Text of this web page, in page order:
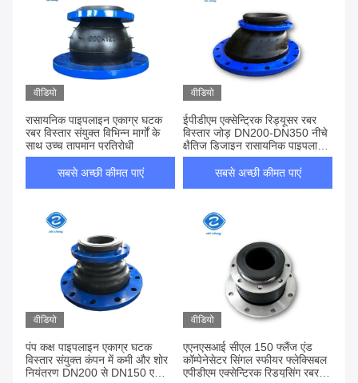
वीडियो
रासायनिक पाइपलाइन एकाग्र घटक
रबर विस्तार संयुक्त विभिन्न मार्गों के
साथ उच्च तापमान प्रतिरोधी
सबसे अच्छी कीमत पाएं
वीडियो
ईपीडीएम एक्सेन्ट्रिक रिड्यूसर रबर
विस्तार जोड़ DN200-DN350 नीचे
क्षैतिज डिजाइन रासायनिक पाइपलाइनों
के लिए पीटीएफई-लेपित एक्सेन्ट्रिक
रिड्यूसरसबसे अच्छी कीमत पाएं
वीडियो
पंप कक्ष पाइपलाइन एकाग्र घटक
विस्तार संयुक्त कंपन में कमी और शोर
नियंत्रण DN200 से DN150 एकाग्र
वीडियो
एएनएसआई सीएल 150 फ्लैंज एंड
कॉम्पेनेसेटर सिंगल स्फीयर फ्लेक्सिबल
एपीडीएम एक्सेन्ट्रिक रिड्यूसिंग रबर